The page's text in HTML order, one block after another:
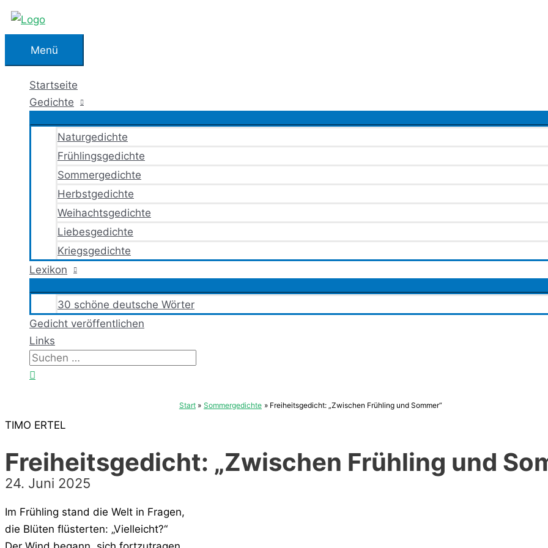
Zum
springenMenü
Menü
Startseite
Gedichte
Naturgedichte
Frühlingsgedichte
Sommergedichte
Herbstgedichte
Weihachtsgedichte
Liebesgedichte
Kriegsgedichte
Lexikon
30 schöne deutsche Wörter
Gedicht veröffentlichen
Links
Suchen
nach:
Start Sommergedichte Freiheitsgedicht: „Zwischen Frühling und Sommer“
TIMO ERTEL
Freiheitsgedicht: „Zwischen Frühling und
24. Juni 2025
Im Frühling stand die Welt in Fragen,
die Blüten flüsterten: „Vielleicht?“